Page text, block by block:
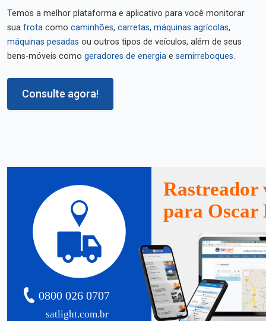
Temos a melhor plataforma e aplicativo para você monitorar
sua frota como caminhões, carretas, máquinas agrícolas,
máquinas pesadas ou outros tipos de veículos, além de seus
bens-móveis como geradores de energia e semirreboques.
Consulte agora!
satlight.com.br
0800 026 0707
Rastreador
para Oscar